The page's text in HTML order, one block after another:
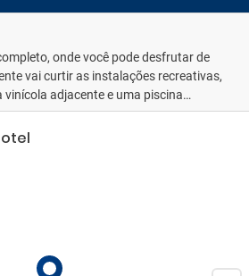
onde você pode desfrutar de
vai curtir as instalações recreativas,
adjacente e uma piscina
oferece Wi-Fi de cortesia,
de jogos. É fácil chegar às atrações
o traslado local (sobretaxa) que